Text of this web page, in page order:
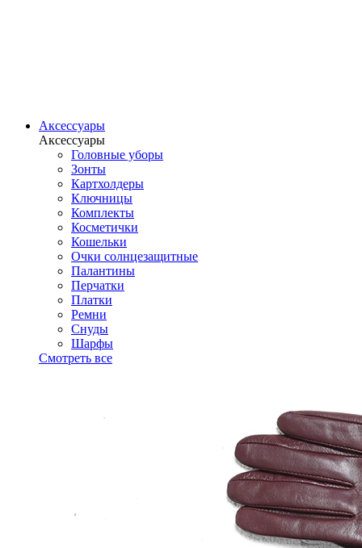
Аксессуары
Аксессуары
Головные уборы
Зонты
Картхолдеры
Ключницы
Комплекты
Косметички
Кошельки
Очки солнцезащитные
Палантины
Перчатки
Платки
Ремни
Снуды
Шарфы
Смотреть все